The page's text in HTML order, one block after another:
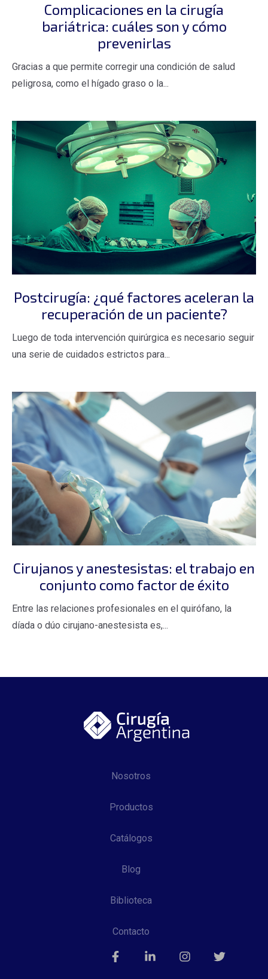
Complicaciones en la cirugía
bariátrica: cuáles son y cómo
prevenirlas
Gracias a que permite corregir una condición de salud
peligrosa, como el hígado graso o la...
Postcirugía: ¿qué factores aceleran la
recuperación de un paciente?
Luego de toda intervención quirúrgica es necesario seguir
una serie de cuidados estrictos para...
Cirujanos y anestesistas: el trabajo en
conjunto como factor de éxito
Entre las relaciones profesionales en el quirófano, la
díada o dúo cirujano-anestesista es,...
Nosotros
Productos
Catálogos
Blog
Biblioteca
Contacto